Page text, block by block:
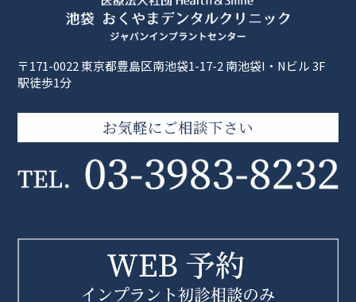
〒171-0022 東京都豊島区南池袋1-17-2 南池袋I・Nビル 3F
駅徒歩1分
お気軽にご相談下さい